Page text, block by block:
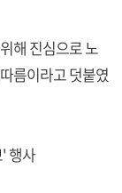
해 진심으로 노
름이라고 덧붙였
행사